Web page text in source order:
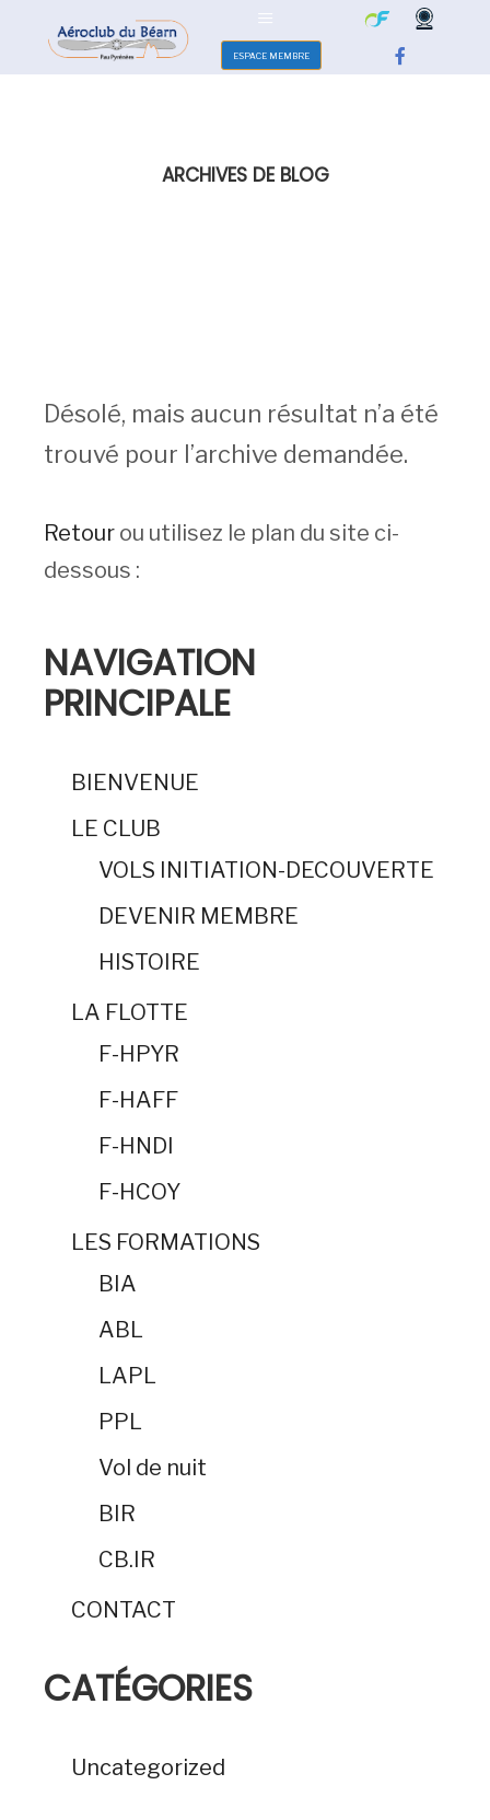
ESPACE MEMBRE
ARCHIVES DE BLOG
Désolé, mais aucun résultat n’a été
trouvé pour l’archive demandée.
Retour ou utilisez le plan du site ci-
dessous :
NAVIGATION
PRINCIPALE
BIENVENUE
LE CLUB
VOLS INITIATION-DECOUVERTE
DEVENIR MEMBRE
HISTOIRE
LA FLOTTE
F-HPYR
F-HAFF
F-HNDI
F-HCOY
LES FORMATIONS
BIA
ABL
LAPL
PPL
Vol de nuit
BIR
CB.IR
CONTACT
CATÉGORIES
Uncategorized